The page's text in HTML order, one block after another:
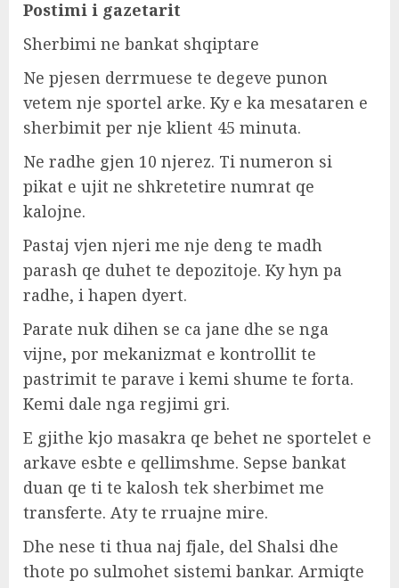
Postimi i gazetarit
Sherbimi ne bankat shqiptare
Ne pjesen derrmuese te degeve punon
vetem nje sportel arke. Ky e ka mesataren e
sherbimit per nje klient 45 minuta.
Ne radhe gjen 10 njerez. Ti numeron si
pikat e ujit ne shkretetire numrat qe
kalojne.
Pastaj vjen njeri me nje deng te madh
parash qe duhet te depozitoje. Ky hyn pa
radhe, i hapen dyert.
Parate nuk dihen se ca jane dhe se nga
vijne, por mekanizmat e kontrollit te
pastrimit te parave i kemi shume te forta.
Kemi dale nga regjimi gri.
E gjithe kjo masakra qe behet ne sportelet e
arkave esbte e qellimshme. Sepse bankat
duan qe ti te kalosh tek sherbimet me
transferte. Aty te rruajne mire.
Dhe nese ti thua naj fjale, del Shalsi dhe
thote po sulmohet sistemi bankar. Armiqte